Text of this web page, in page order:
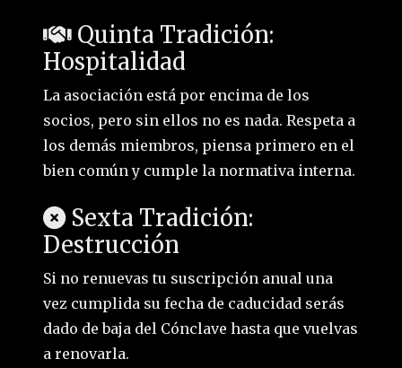
Quinta Tradición:
Hospitalidad
La asociación está por encima de los
socios, pero sin ellos no es nada. Respeta a
los demás miembros, piensa primero en el
bien común y cumple la normativa interna.
Sexta Tradición:
Destrucción
Si no renuevas tu suscripción anual una
vez cumplida su fecha de caducidad serás
dado de baja del Cónclave hasta que vuelvas
a renovarla.